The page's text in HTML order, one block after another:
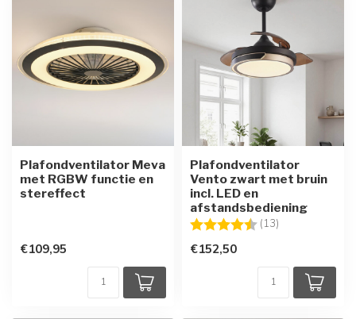
Plafondventilator Meva
met RGBW functie en
stereffect
€109,95
Plafondventilator
Vento zwart met bruin
incl. LED en
afstandsbediening
Beoordeling: (13)
€152,50